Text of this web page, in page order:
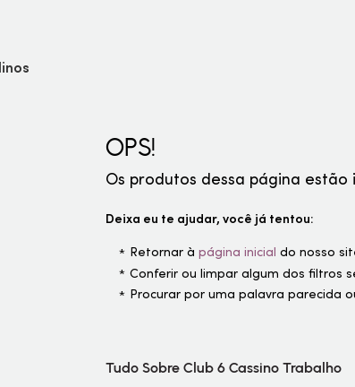
OPS!
Os produtos dessa página
Deixa eu te ajudar, você já tentou:
Retornar àpágina inicial do nosso
Conferir ou limpar algum dos filtros
Procurar por uma palavra parecida
Tudo Sobre Club 6 Cassino Trabalho